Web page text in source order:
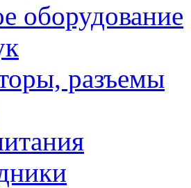
оборудование
разъемы